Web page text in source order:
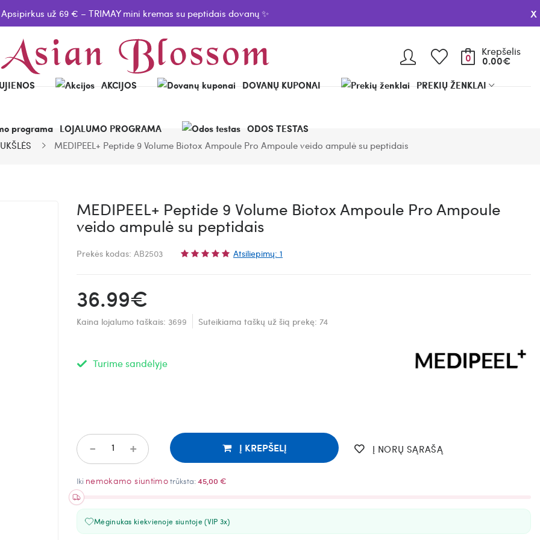
Apsipirkus už 69 € – TRIMAY mini kremas su peptidais dovanų ✨ x
0 0.00€
Krepšelis
AKCIJOS DOVANŲ KUPONAI PREKIŲ ŽENKLAI
LOJALUMO PROGRAMA
ODOS TESTAS
MEDIPEEL+ Peptide 9 Volume Biotox Ampoule Pro Ampoule veido ampulė su peptidais
MEDIPEEL+ Peptide 9 Volume Biotox Ampoule Pro Ampoule
veido ampulė su peptidais
Prekės kodas: AB2503 Atsiliepimų: 1
36.99€
Kaina lojalumo taškais: 3699 Suteikiama taškų už šią prekę: 74
Turime sandėlyje
+
- Į KREPŠELĮ Į NORŲ SĄRAŠĄ
Iki nemokamo siuntimotrūksta:45,00 €
Mėginukas kiekvienoje siuntoje (VIP 3x)